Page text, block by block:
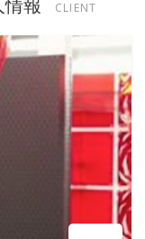
CLIENT